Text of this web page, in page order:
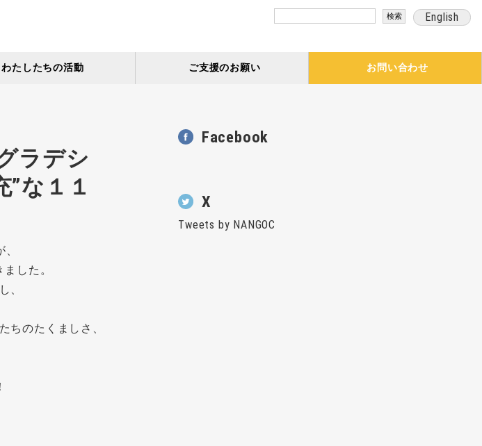
English
わたしたちの活動 ご支援のお願い お問い合わせ
ラデシ
な１１
した。
、
ちのたくましさ、
Facebook
X
Tweets by NANGOC